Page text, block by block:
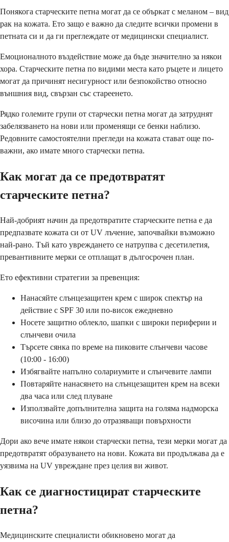
Понякога старческите петна могат да се объркат с меланом – вид
рак на кожата. Ето защо е важно да следите всички промени в
петната си и да ги преглеждате от медицински специалист.
Емоционалното въздействие може да бъде значително за някои
хора. Старческите петна по видими места като ръцете и лицето
могат да причинят несигурност или безпокойство относно
външния вид, свързан със стареенето.
Рядко големите групи от старчески петна могат да затруднят
забелязването на нови или променящи се бенки наблизо.
Редовните самостоятелни прегледи на кожата стават още по-
важни, ако имате много старчески петна.
Как могат да се предотвратят
старческите петна?
Най-добрият начин да предотвратите старческите петна е да
предпазвате кожата си от UV лъчение, започвайки възможно
най-рано. Тъй като увреждането се натрупва с десетилетия,
превантивните мерки се отплащат в дългосрочен план.
Ето ефективни стратегии за превенция:
Нанасяйте слънцезащитен крем с широк спектър на
действие с SPF 30 или по-висок ежедневно
Носете защитно облекло, шапки с широки периферии и
слънчеви очила
Търсете сянка по време на пиковите слънчеви часове
(10:00 - 16:00)
Избягвайте напълно солариумите и слънчевите лампи
Повтаряйте нанасянето на слънцезащитен крем на всеки
два часа или след плуване
Използвайте допълнителна защита на голяма надморска
височина или близо до отразяващи повърхности
Дори ако вече имате някои старчески петна, тези мерки могат да
предотвратят образуването на нови. Кожата ви продължава да е
уязвима на UV увреждане през целия ви живот.
Как се диагностицират старческите
петна?
Медицинските специалисти обикновено могат да